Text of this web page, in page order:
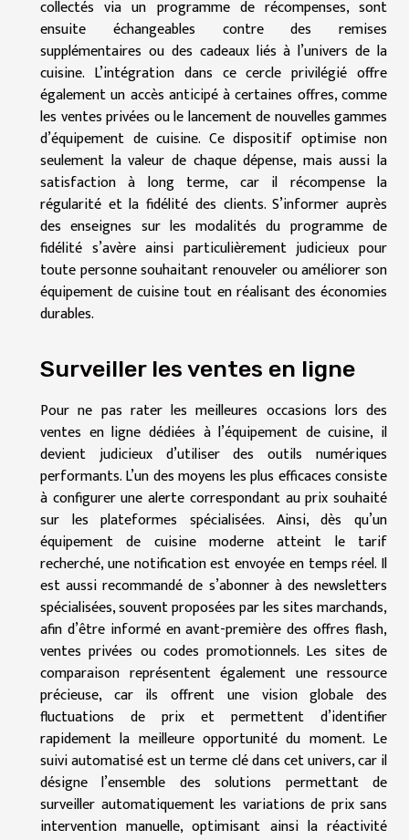
collectés via un programme de récompenses, sont
ensuite échangeables contre des remises
supplémentaires ou des cadeaux liés à l’univers de la
cuisine. L’intégration dans ce cercle privilégié offre
également un accès anticipé à certaines offres, comme
les ventes privées ou le lancement de nouvelles gammes
d’équipement de cuisine. Ce dispositif optimise non
seulement la valeur de chaque dépense, mais aussi la
satisfaction à long terme, car il récompense la
régularité et la fidélité des clients. S’informer auprès
des enseignes sur les modalités du programme de
fidélité s’avère ainsi particulièrement judicieux pour
toute personne souhaitant renouveler ou améliorer son
équipement de cuisine tout en réalisant des économies
durables.
Surveiller les ventes en ligne
Pour ne pas rater les meilleures occasions lors des
ventes en ligne dédiées à l’équipement de cuisine, il
devient judicieux d’utiliser des outils numériques
performants. L’un des moyens les plus efficaces consiste
à configurer une alerte correspondant au prix souhaité
sur les plateformes spécialisées. Ainsi, dès qu’un
équipement de cuisine moderne atteint le tarif
recherché, une notification est envoyée en temps réel. Il
est aussi recommandé de s’abonner à des newsletters
spécialisées, souvent proposées par les sites marchands,
afin d’être informé en avant-première des offres flash,
ventes privées ou codes promotionnels. Les sites de
comparaison représentent également une ressource
précieuse, car ils offrent une vision globale des
fluctuations de prix et permettent d’identifier
rapidement la meilleure opportunité du moment. Le
suivi automatisé est un terme clé dans cet univers, car il
désigne l’ensemble des solutions permettant de
surveiller automatiquement les variations de prix sans
intervention manuelle, optimisant ainsi la réactivité